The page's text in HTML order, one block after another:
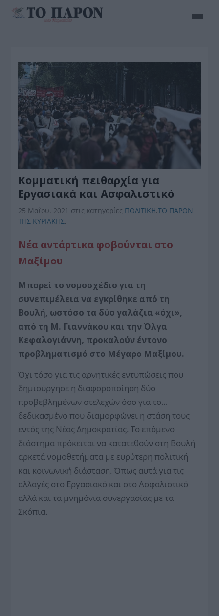
Κομματική πειθαρχία για
Εργασιακά και Ασφαλιστικό
25 Μαΐου, 2021 στις κατηγορίες ΠΟΛΙΤΙΚΗ,ΤΟ ΠΑΡΟΝ
ΤΗΣ ΚΥΡΙΑΚΗΣ,
Νέα αντάρτικα φοβούνται στο
Μαξίμου
Μπορεί το νομοσχέδιο για τη
συνεπιμέλεια να εγκρίθηκε από τη
Βουλή, ωστόσο τα δύο γαλάζια «όχι»,
από τη Μ. Γιαννάκου και την Όλγα
Κεφαλογιάννη, προκαλούν έντονο
προβληματισμό στο Μέγαρο Μαξίμου.
Όχι τόσο για τις αρνητικές εντυπώσεις που
δημιούργησε η διαφοροποίηση δύο
προβεβλημένων στελεχών όσο για το…
δεδικασμένο που διαμορφώνει η στάση τους
εντός της Νέας Δημοκρατίας. Το επόμενο
διάστημα πρόκειται να κατατεθούν στη Βουλή
αρκετά νομοθετήματα με ευρύτερη πολιτική
και κοινωνική διάσταση. Όπως αυτά για τις
αλλαγές στο Εργασιακό και στο Ασφαλιστικό
αλλά και τα μνημόνια συνεργασίας με τα
Σκόπια.